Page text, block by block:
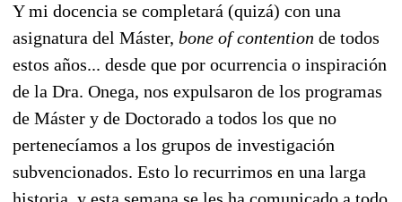
Y mi docencia se completará (quizá) con una
asignatura del Máster, bone of contention de todos
estos años... desde que por ocurrencia o inspiración
de la Dra. Onega, nos expulsaron de los programas
de Máster y de Doctorado a todos los que no
pertenecíamos a los grupos de investigación
subvencionados. Esto lo recurrimos en una larga